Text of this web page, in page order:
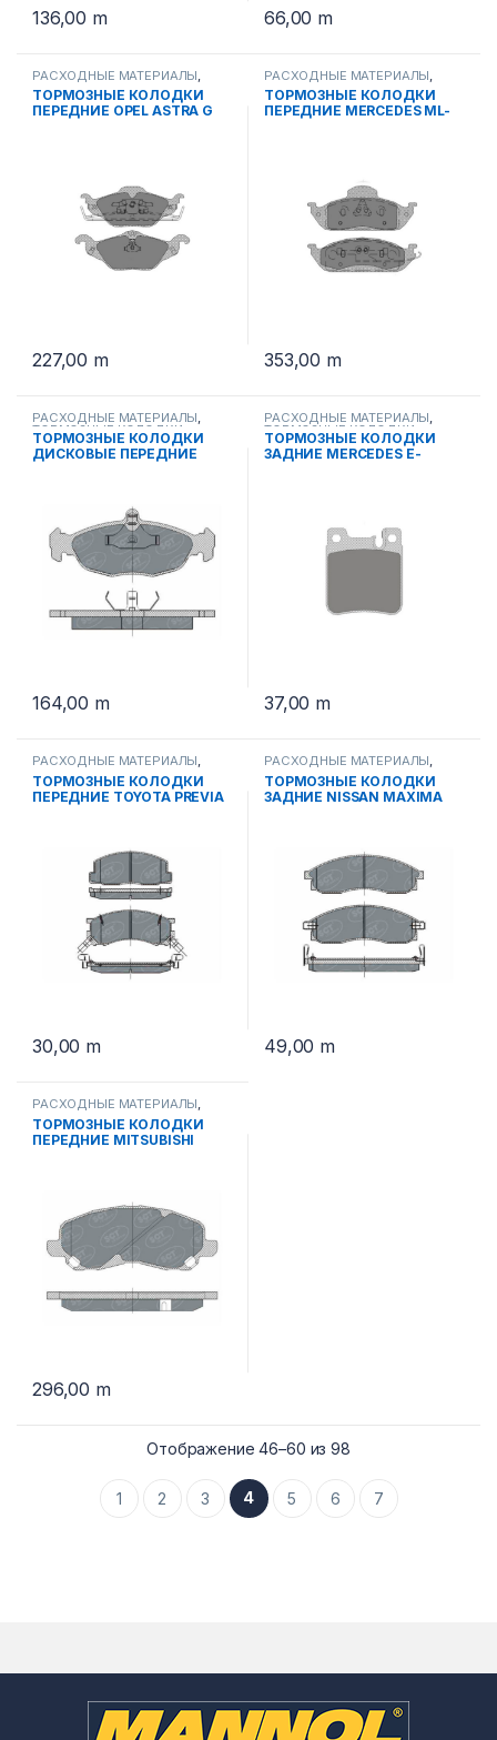
136,00 m 66,00 m
РАСХОДНЫЕ МАТЕРИАЛЫ
ТОРМОЗНЫЕ КОЛОДКИ
ТОРМОЗНЫЕ КОЛОДКИ
ПЕРЕДНИЕ OPEL ASTRA G
227,00 m
РАСХОДНЫЕ МАТЕРИАЛЫ
ТОРМОЗНЫЕ КОЛОДКИ
ТОРМОЗНЫЕ КОЛОДКИ
ПЕРЕДНИЕ MERCEDES ML-
353,00 m
РАСХОДНЫЕ МАТЕРИАЛЫ,
ТОРМОЗНЫЕ КОЛОДКИ
ТОРМОЗНЫЕ КОЛОДКИ
ДИСКОВЫЕ ПЕРЕДНИЕ
164,00 m
РАСХОДНЫЕ МАТЕРИАЛЫ,
ТОРМОЗНЫЕ КОЛОДКИ
ТОРМОЗНЫЕ КОЛОДКИ
ЗАДНИЕ MERCEDES E-
37,00 m
РАСХОДНЫЕ МАТЕРИАЛЫ,
ТОРМОЗНЫЕ КОЛОДКИ
ТОРМОЗНЫЕ КОЛОДКИ
ПЕРЕДНИЕ TOYOTA PREVIA
30,00 m
РАСХОДНЫЕ МАТЕРИАЛЫ,
ТОРМОЗНЫЕ КОЛОДКИ
ТОРМОЗНЫЕ КОЛОДКИ
ЗАДНИЕ NISSAN MAXIMA
49,00 m
РАСХОДНЫЕ МАТЕРИАЛЫ,
ТОРМОЗНЫЕ КОЛОДКИ
ТОРМОЗНЫЕ КОЛОДКИ
ПЕРЕДНИЕ MITSUBISHI
296,00 m
Отображение 46–60 из 98
1 2 3 4 5 6 7